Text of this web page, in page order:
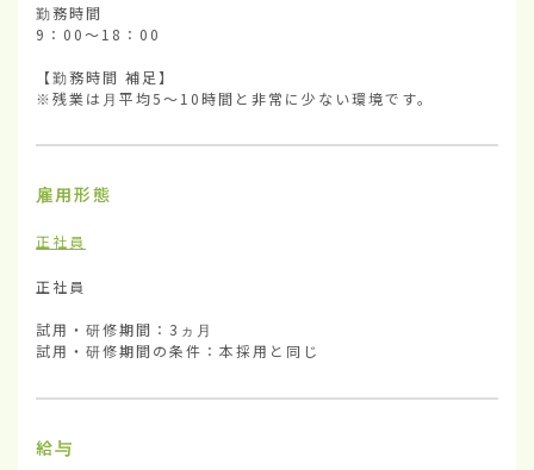
勤務時間
9：00～18：00
【勤務時間 補足】
※残業は月平均5～10時間と非常に少ない環境です。
雇用形態
正社員
正社員
試用・研修期間：3ヵ月
試用・研修期間の条件：本採用と同じ
給与